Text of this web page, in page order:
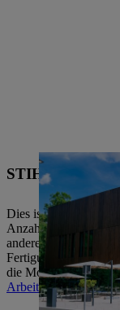
STIHL Werk 2,
Dies ist unser
Anzahl der
anderem unser
Fertigung von
die Montage und die
Arbeiten bei STIHL